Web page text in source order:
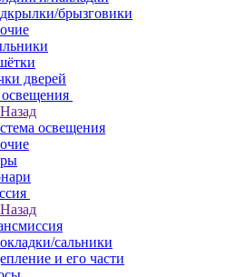
брызговики
дверей
Назад
освещения
Назад
сальники
и его части